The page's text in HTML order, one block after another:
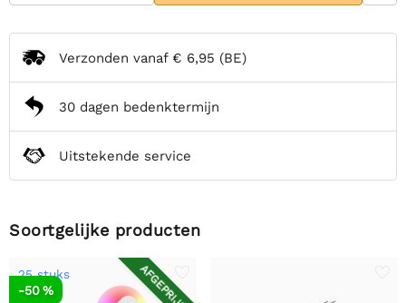
Verzonden vanaf € 6,95 (BE)
30 dagen bedenktermijn
Uitstekende service
Soortgelijke producten
AFGEPRIJSD
25 stuks
-50 %